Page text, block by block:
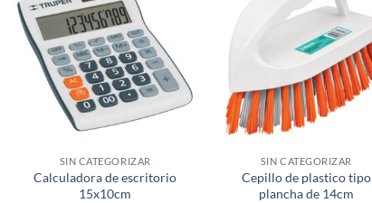
SIN CATEGORIZAR
Calculadora de escritorio
15x10cm
SIN CATEGORIZAR
Cepillo de plastico tipo
plancha de 14cm